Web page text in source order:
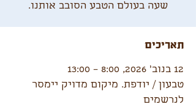
שעה בעולם הטבע הסובב אותנו.
תאריכים
12 בנוב׳ 2026, 8:00 – 13:00
טבעון / יודפת. מיקום מדויק יימסר
לנרשמים